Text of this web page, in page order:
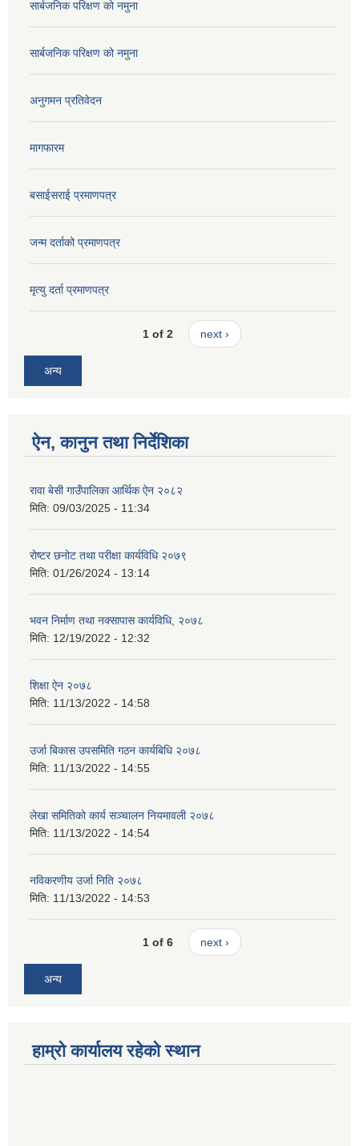
सार्बजनिक परिक्षण को नमुना
सार्बजनिक परिक्षण को नमुना
अनुगमन प्रतिवेदन
मागफारम
बसाईसराई प्रमाणपत्र
जन्म दर्ताको प्रमाणपत्र
मृत्यु दर्ता प्रमाणपत्र
1 of 2 next ›
अन्य
ऐन, कानुन तथा निर्देशिका
रावा बेसी गाउँपालिका आर्थिक ऐन २०८२
मिति: 09/03/2025 - 11:34
रोष्टर छनोट तथा परीक्षा कार्यविधि २०७९
मिति: 01/26/2024 - 13:14
भवन निर्माण तथा नक्सापास कार्यविधि, २०७८
मिति: 12/19/2022 - 12:32
शिक्षा ऐन २०७८
मिति: 11/13/2022 - 14:58
उर्जा बिकास उपसमिति गठन कार्यबिधि २०७८
मिति: 11/13/2022 - 14:55
लेखा समितिको कार्य सञ्चालन नियमावली २०७८
मिति: 11/13/2022 - 14:54
नविकरणीय उर्जा निति २०७८
मिति: 11/13/2022 - 14:53
1 of 6 next ›
अन्य
हाम्रो कार्यालय रहेको स्थान